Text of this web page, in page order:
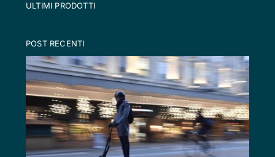
ULTIMI PRODOTTI
POST RECENTI